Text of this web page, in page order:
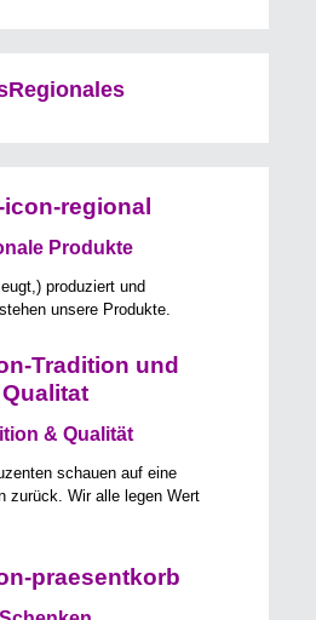
Produkte
produziert und
unsere Produkte.
& Qualität
schauen auf eine
zurück. Wir alle legen Wert